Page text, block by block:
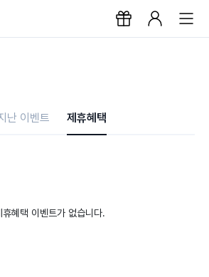
난 이벤트 제휴혜택
휴혜택 이벤트가 없습니다.